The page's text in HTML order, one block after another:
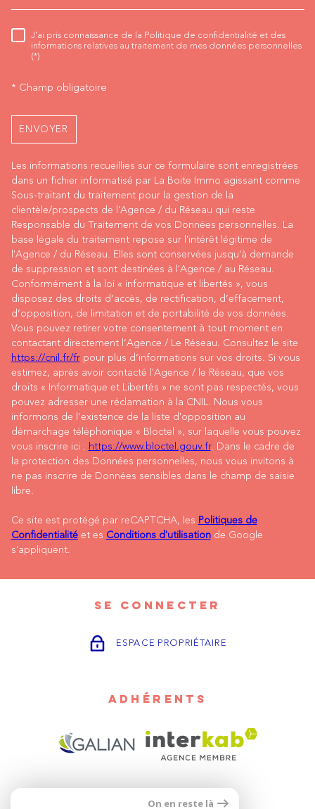
RÈGLEMENTATION
J'ai pris connaissance de la Politique de confidentialité et des
informations relatives au traitement de mes données personnelles
(*)
* Champ obligatoire
ENVOYER
Les informations recueillies sur ce formulaire sont enregistrées
dans un fichier informatisé par La Boite Immo agissant comme
Sous-traitant du traitement pour la gestion de la
clientèle/prospects de l'Agence / du Réseau qui reste
Responsable du Traitement de vos Données personnelles. La
base légale du traitement repose sur l'intérêt légitime de
l'Agence / du Réseau. Elles sont conservées jusqu'à demande
de suppression et sont destinées à l'Agence / au Réseau.
Conformément à la loi « informatique et libertés », vous
disposez des droits d’accès, de rectification, d’effacement,
d’opposition, de limitation et de portabilité de vos données.
Vous pouvez retirer votre consentement à tout moment en
contactant directement l’Agence / Le Réseau. Consultez le site
https://cnil.fr/frpour plus d’informations sur vos droits. Si vous
estimez, après avoir contacté l'Agence / le Réseau, que vos
droits « Informatique et Libertés » ne sont pas respectés, vous
pouvez adresser une réclamation à la CNIL. Nous vous
informons de l’existence de la liste d'opposition au
démarchage téléphonique « Bloctel », sur laquelle vous pouvez
vous inscrire ici : https://www.bloctel.gouv.fr. Dans le cadre de
la protection des Données personnelles, nous vous invitons à
ne pas inscrire de Données sensibles dans le champ de saisie
libre.
Ce site est protégé par reCAPTCHA, les Politiques de
Confidentialitéet es Conditions d'utilisationde Google
s'appliquent.
SE CONNECTER
ESPACE PROPRIÉTAIRE
ADHÉRENTS
On en reste là